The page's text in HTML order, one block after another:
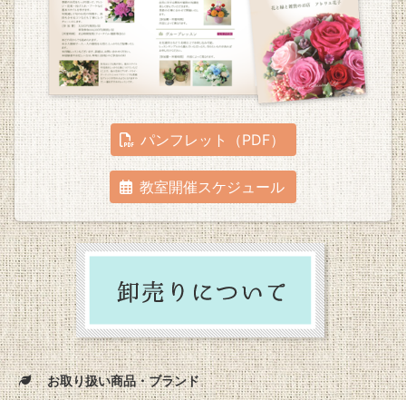
パンフレット（PDF）
教室開催スケジュール
お取り扱い商品・ブランド